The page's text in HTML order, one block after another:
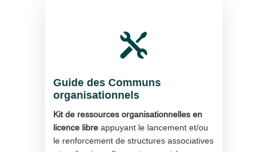

Guide des Communs
organisationnels
Kit de ressources organisationnelles en
licence libre appuyant le lancement et/ou
le renforcement de structures associatives